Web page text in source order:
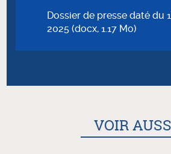
Dossier de presse daté du
2025 (docx, 1.17 Mo)
VOIR